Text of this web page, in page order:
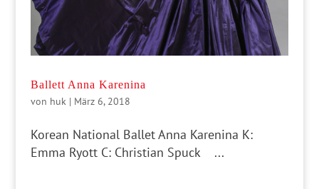
Ballett Anna Karenina
von huk| März 6, 2018
Korean National Ballet Anna Karenina K:
Emma Ryott C: Christian Spuck ...